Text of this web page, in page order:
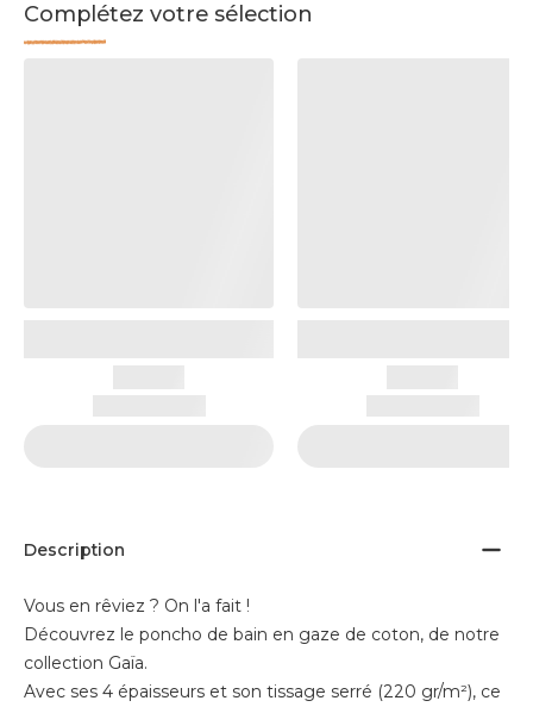
Complétez votre sélection
Description
Vous en rêviez ? On l'a fait !
Découvrez le poncho de bain en gaze de coton, de notre
collection Gaïa.
Avec ses 4 épaisseurs et son tissage serré (220 gr/m²), ce